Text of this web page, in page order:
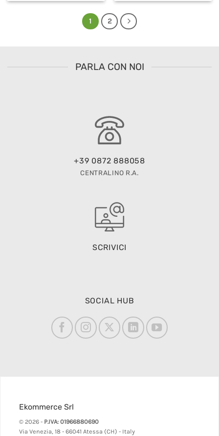
1 2
PARLA CON NOI
+39 0872 888058
CENTRALINO R.A.
SCRIVICI
SOCIAL HUB
Ekommerce Srl
© 2026 - P.IVA: 01966880690
Via Venezia, 18 - 66041 Atessa (CH) - Italy